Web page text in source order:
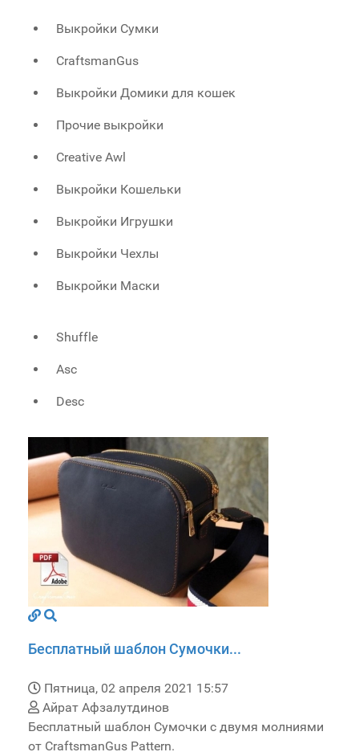
Выкройки Сумки
CraftsmanGus
Выкройки Домики для кошек
Прочие выкройки
Creative Awl
Выкройки Кошельки
Выкройки Игрушки
Выкройки Чехлы
Выкройки Маски
Shuffle
Asc
Desc
Бесплатный шаблон Сумочки...
Пятница, 02 апреля 2021 15:57
Айрат Афзалутдинов
Бесплатный шаблон Сумочки с двумя молниями
от CraftsmanGus Pattern.